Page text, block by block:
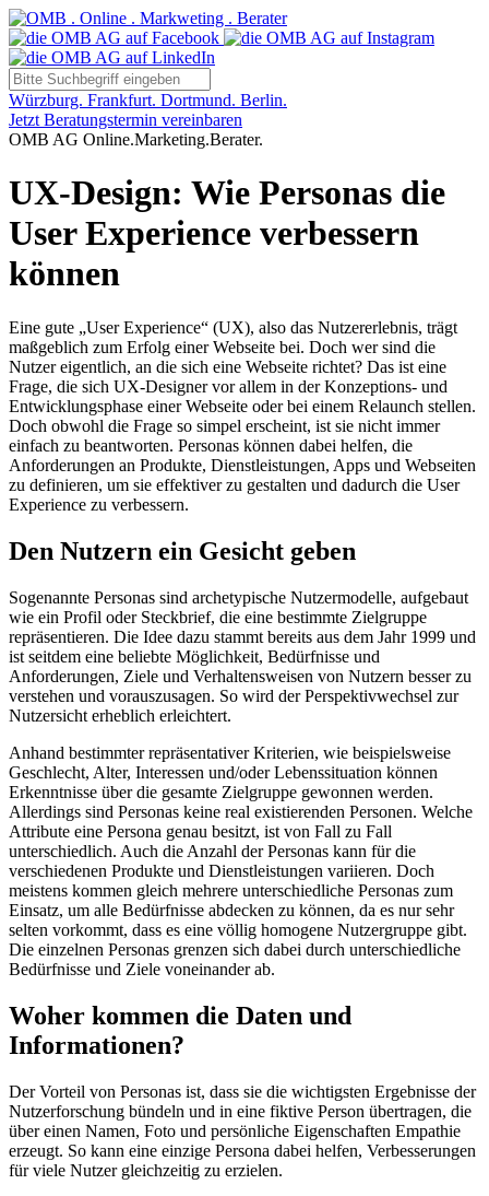
Würzburg. Frankfurt. Dortmund. Berlin.
Jetzt Beratungstermin vereinbaren
OMB AG Online.Marketing.Berater.
UX-Design: Wie Personas die
User Experience verbessern
können
Eine gute „User Experience“ (UX), also das Nutzererlebnis, trägt
maßgeblich zum Erfolg einer Webseite bei. Doch wer sind die
Nutzer eigentlich, an die sich eine Webseite richtet? Das ist eine
Frage, die sich UX-Designer vor allem in der Konzeptions- und
Entwicklungsphase einer Webseite oder bei einem Relaunch stellen.
Doch obwohl die Frage so simpel erscheint, ist sie nicht immer
einfach zu beantworten. Personas können dabei helfen, die
Anforderungen an Produkte, Dienstleistungen, Apps und Webseiten
zu definieren, um sie effektiver zu gestalten und dadurch die User
Experience zu verbessern.
Den Nutzern ein Gesicht geben
Sogenannte Personas sind archetypische Nutzermodelle, aufgebaut
wie ein Profil oder Steckbrief, die eine bestimmte Zielgruppe
repräsentieren. Die Idee dazu stammt bereits aus dem Jahr 1999 und
ist seitdem eine beliebte Möglichkeit, Bedürfnisse und
Anforderungen, Ziele und Verhaltensweisen von Nutzern besser zu
verstehen und vorauszusagen. So wird der Perspektivwechsel zur
Nutzersicht erheblich erleichtert.
Anhand bestimmter repräsentativer Kriterien, wie beispielsweise
Geschlecht, Alter, Interessen und/oder Lebenssituation können
Erkenntnisse über die gesamte Zielgruppe gewonnen werden.
Allerdings sind Personas keine real existierenden Personen. Welche
Attribute eine Persona genau besitzt, ist von Fall zu Fall
unterschiedlich. Auch die Anzahl der Personas kann für die
verschiedenen Produkte und Dienstleistungen variieren. Doch
meistens kommen gleich mehrere unterschiedliche Personas zum
Einsatz, um alle Bedürfnisse abdecken zu können, da es nur sehr
selten vorkommt, dass es eine völlig homogene Nutzergruppe gibt.
Die einzelnen Personas grenzen sich dabei durch unterschiedliche
Bedürfnisse und Ziele voneinander ab.
Woher kommen die Daten und
Informationen?
Der Vorteil von Personas ist, dass sie die wichtigsten Ergebnisse der
Nutzerforschung bündeln und in eine fiktive Person übertragen, die
über einen Namen, Foto und persönliche Eigenschaften Empathie
erzeugt. So kann eine einzige Persona dabei helfen, Verbesserungen
für viele Nutzer gleichzeitig zu erzielen.